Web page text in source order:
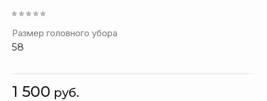
Размер головного убора
58
1 500 руб.